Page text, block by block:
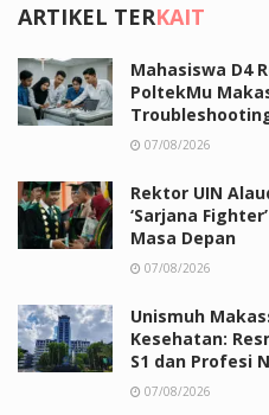
ARTIKEL TERKAIT
Mahasiswa D4
PoltekMu
07/08/2026
Rektor UIN
‘Sarjana
Masa Depan
07/08/2026
Unismuh
Kesehatan:
S1 dan Profesi
07/08/2026